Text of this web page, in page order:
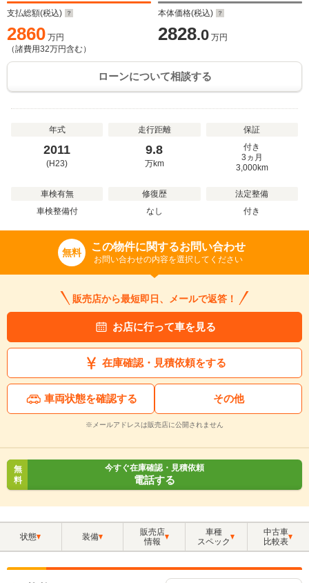
支払総額(税込)
2860 万円
（諸費用32万円含む）
本体価格(税込)
2828.0 万円
ローンについて相談する
年式
2011
(H23)
走行距離
9.8
万km
保証
付き
3ヵ月
3,000km
車検有無
車検整備付
修復歴
なし
法定整備
付き
無料 この物件に関するお問い合わせ
お問い合わせの内容を選択してください
販売店から最短即日、メールで返答！
お店に行って車を見る
在庫確認・見積依頼をする
車両状態を確認する その他
※メールアドレスは販売店に公開されません
無
料
今すぐ在庫確認・見積依頼
電話する
状態 装備
販売店
情報
車種
スペック
中古車
比較表